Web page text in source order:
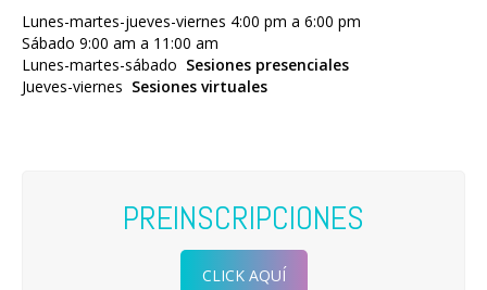
Lunes-martes-jueves-viernes 4:00 pm a 6:00 pm
Sábado 9:00 am a 11:00 am
Lunes-martes-sábado Sesiones presenciales
Jueves-viernes Sesiones virtuales
PREINSCRIPCIONES
CLICK AQUÍ